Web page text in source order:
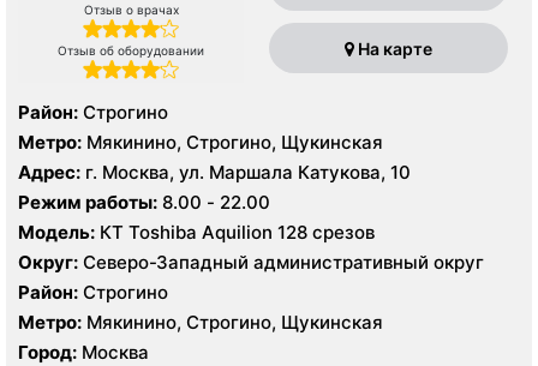
Отзыв о врачах
Отзыв об оборудовании На карте
Район: Строгино
Метро: Мякинино, Строгино, Щукинская
Адрес: г. Москва, ул. Маршала Катукова, 10
Режим работы: 8.00 - 22.00
Модель: КТ Toshiba Aquilion 128 срезов
Округ: Северо-Западный административный округ
Район: Строгино
Метро: Мякинино, Строгино, Щукинская
Город: Москва